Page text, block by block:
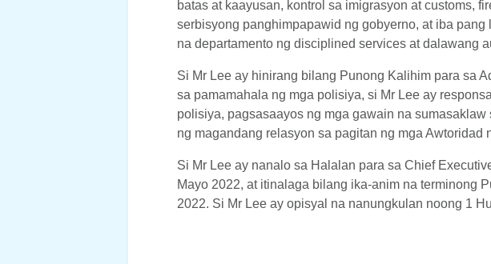
batas at kaayusan, kontrol sa imigrasyon at customs,
serbisyong panghimpapawid ng gobyerno, at iba
na departamento ng disciplined services at dalawang
Si Mr Lee ay hinirang bilang Punong Kalihim para sa
sa pamamahala ng mga polisiya, si Mr Lee ay
polisiya, pagsasaayos ng mga gawain na
ng magandang relasyon sa pagitan ng mga Awtoridad
Si Mr Lee ay nanalo sa Halalan para sa Chief
Mayo 2022, at itinalaga bilang ika-anim na terminong
2022. Si Mr Lee ay opisyal na nanungkulan noong 1